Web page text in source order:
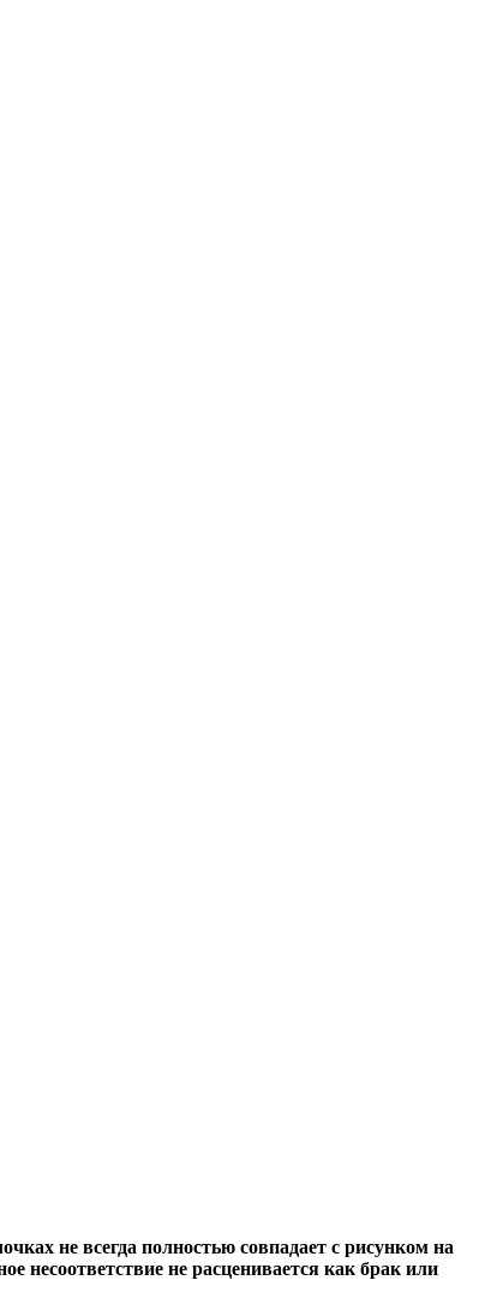
не всегда полностью совпадает с рисунком на
не расценивается как брак или